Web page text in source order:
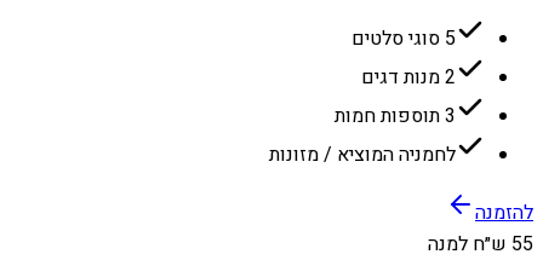
5 סוגי סלטים
2 מנות דגים
3 תוספות חמות
לחמניה המוציא / מזונות
להזמנה
55 ש״ח למנה